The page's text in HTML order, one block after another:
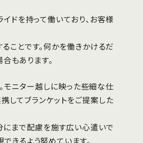
ドを持って働いており、お客様
ことです。何かを働きかけるだ
もあります。
モニター越しに映った些細な仕
してブランケットをご提案した
にまで配慮を施す広い心遣いで
きるよう努めています。